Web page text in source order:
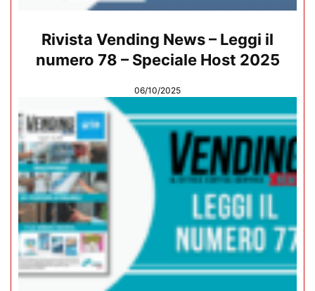
Rivista Vending News – Leggi il
numero 78 – Speciale Host 2025
06/10/2025